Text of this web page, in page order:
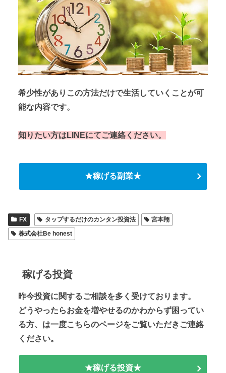
希少性がありこの方法だけで生活していくことが可
能な内容です。
知りたい方はLINEにてご連絡ください。
★稼げる副業★
FX タップするだけのカンタン投資法
宮本翔
株式会社Be honest
稼げる投資
昨今投資に関するご相談を多く受けております。
どうやったらお金を増やせるのかわからず困ってい
る方、は一度こちらのページをご覧いただきご連絡
ください。
★稼げる投資★